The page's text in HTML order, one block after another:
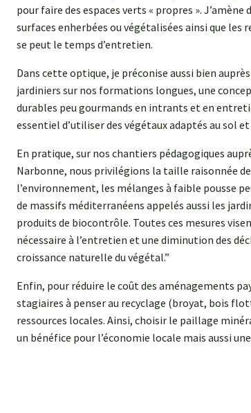
pour faire des espaces verts « propres ».
surfaces enherbées ou végétalisées ainsi que
se peut le temps d’entretien.
Dans cette optique, je préconise aussi bien
jardiniers sur nos formations longues, une
durables peu gourmands en intrants et en
essentiel d’utiliser des végétaux adaptés au sol
En pratique, sur nos chantiers pédagogiques
Narbonne, nous privilégions la taille raisonnée
l’environnement, les mélanges à faible pousse
de massifs méditerranéens appelés aussi les
produits de biocontrôle. Toutes ces mesures
nécessaire à l’entretien et une diminution des
croissance naturelle du végétal.”
Enfin, pour réduire le coût des aménagements
stagiaires à penser au recyclage (broyat, bois
ressources locales. Ainsi, choisir le paillage
un bénéfice pour l’économie locale mais aussi